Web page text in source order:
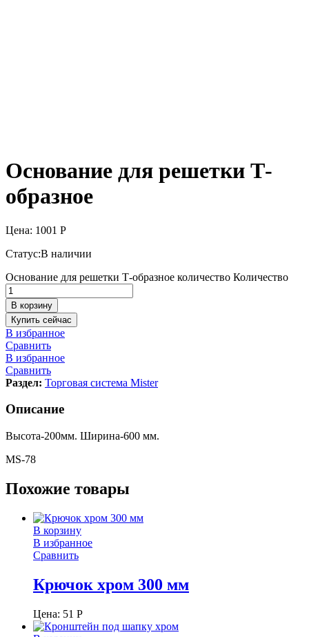
Основание для решетки Т-
образное
Цена: 1001 Р
Статус:В наличии
Основание для решетки Т-образное количество Количество
В корзину
Купить сейчас
В избранное
Сравнить
В избранное
Сравнить
Раздел: Торговая система Mister
Описание
Высота-200мм. Ширина-600 мм.
МS-78
Похожие товары
В корзину
В избранное
Сравнить
Крючок хром 300 мм
Цена: 51 Р